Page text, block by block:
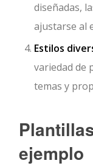
diseñadas,
ajustarse al
Estilos
variedad de
temas y
ejemplo